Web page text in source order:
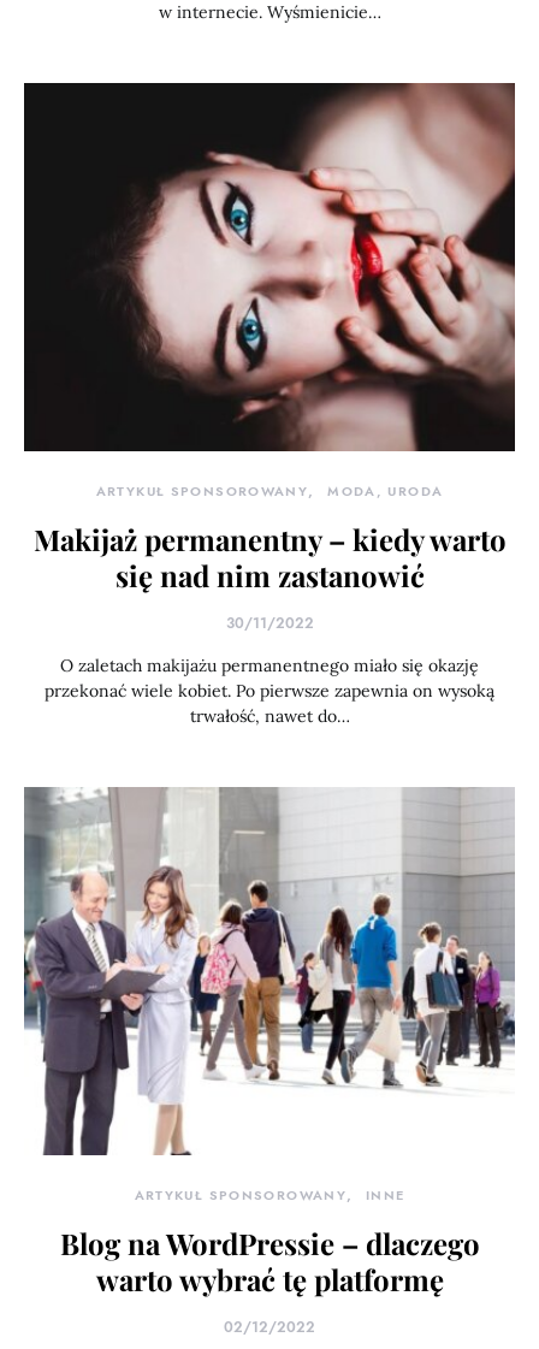
w internecie. Wyśmienicie…
ARTYKUŁ SPONSOROWANY MODA, URODA
Makijaż permanentny – kiedy warto
się nad nim zastanowić
30/11/2022
O zaletach makijażu permanentnego miało się okazję
przekonać wiele kobiet. Po pierwsze zapewnia on wysoką
trwałość, nawet do…
ARTYKUŁ SPONSOROWANY INNE
Blog na WordPressie – dlaczego
warto wybrać tę platformę
02/12/2022